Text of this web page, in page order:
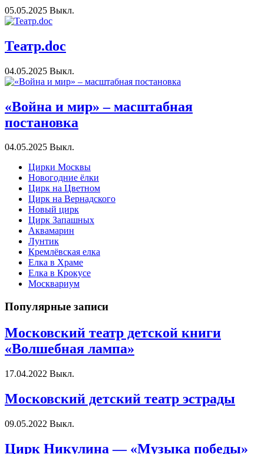
05.05.2025 Выкл.
Театр.doc
04.05.2025 Выкл.
«Война и мир» – масштабная
постановка
04.05.2025 Выкл.
Цирки Москвы
Новогодние ёлки
Цирк на Цветном
Цирк на Вернадского
Новый цирк
Цирк Запашных
Аквамарин
Лунтик
Кремлёвская елка
Елка в Храме
Елка в Крокусе
Москвариум
Популярные записи
Московский театр детской книги
«Волшебная лампа»
17.04.2022 Выкл.
Московский детский театр эстрады
09.05.2022 Выкл.
Цирк Никулина — «Музыка победы»